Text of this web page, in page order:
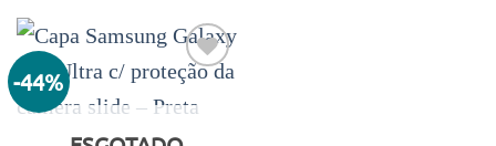
-44%
Adicionar
aos meus